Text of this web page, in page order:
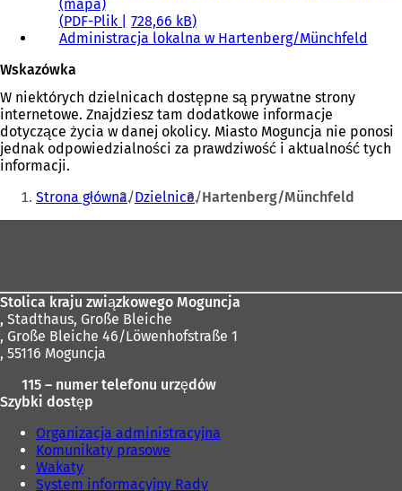
(mapa)
PDF-Plik
728,66 kB
Administracja lokalna w Hartenberg/Münchfeld
Wskazówka
W niektórych dzielnicach dostępne są prywatne strony
internetowe. Znajdziesz tam dodatkowe informacje
dotyczące życia w danej okolicy. Miasto Moguncja nie ponosi
jednak odpowiedzialności za prawdziwość i aktualność tych
informacji.
Jesteś
tutaj:
Strona główna Dzielnice Hartenberg/Münchfeld
Stolica kraju związkowego Moguncja
, Stadthaus, Große Bleiche
, Große Bleiche 46/Löwenhofstraße 1
, 55116 Moguncja
115 – numer telefonu urzędów
Szybki dostęp
Organizacja administracyjna
Komunikaty prasowe
Wakaty
System informacyjny Rady